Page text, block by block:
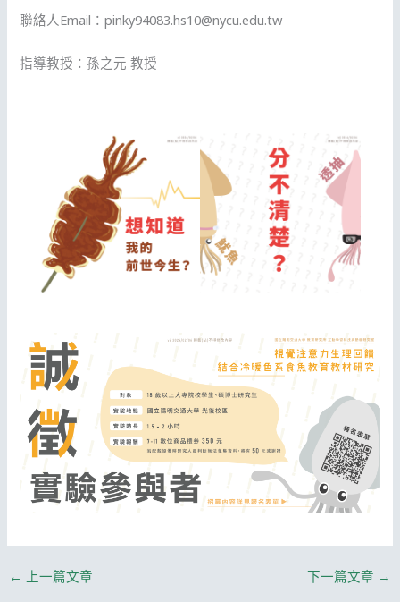
聯絡人Email：pinky94083.hs10@nycu.edu.tw
指導教授：孫之元 教授
← 上一篇文章 下一篇文章 →